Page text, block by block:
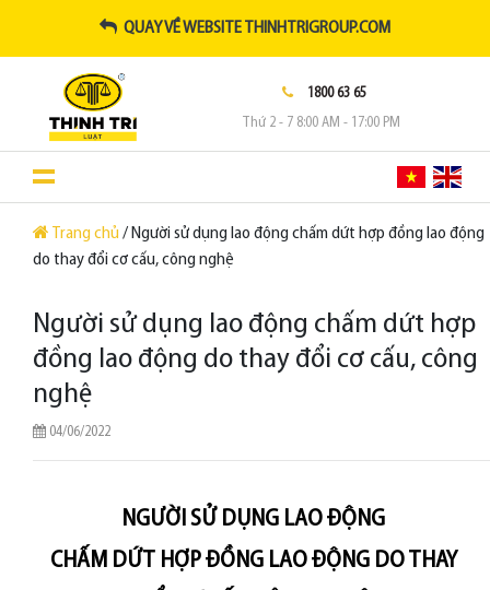
QUAY VỀ WEBSITE THINHTRIGROUP.COM
1800 63 65
Thứ 2 - 7 8:00 AM - 17:00 PM
Trang chủ / Người sử dụng lao động chấm dứt hợp đồng lao động
do thay đổi cơ cấu, công nghệ
Người sử dụng lao động chấm dứt hợp
đồng lao động do thay đổi cơ cấu, công
nghệ
04/06/2022
NGƯỜI SỬ DỤNG LAO ĐỘNG
CHẤM DỨT HỢP ĐỒNG LAO ĐỘNG DO THAY